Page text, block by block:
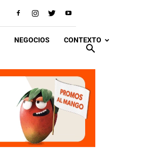
NEGOCIOS CONTEXTO